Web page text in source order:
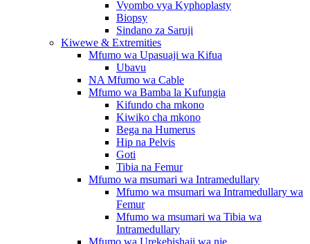
Vyombo vya Kyphoplasty
Biopsy
Sindano za Saruji
Kiwewe & Extremities
Mfumo wa Upasuaji wa Kifua
Ubavu
NA Mfumo wa Cable
Mfumo wa Bamba la Kufungia
Kifundo cha mkono
Kiwiko cha mkono
Bega na Humerus
Hip na Pelvis
Goti
Tibia na Femur
Mfumo wa msumari wa Intramedullary
Mfumo wa msumari wa Intramedullary wa
Femur
Mfumo wa msumari wa Tibia wa
Intramedullary
Mfumo wa Urekebishaji wa nje